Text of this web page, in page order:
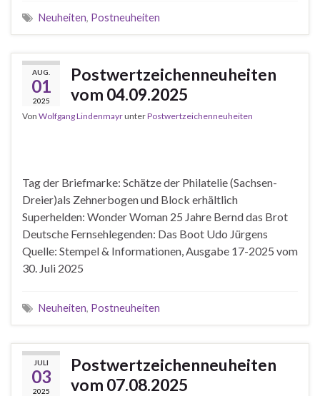
Neuheiten, Postneuheiten
AUG.
01
2025
Postwertzeichenneuheiten
vom 04.09.2025
Von Wolfgang LindenmayrunterPostwertzeichenneuheiten
Tag der Briefmarke: Schätze der Philatelie (Sachsen-
Dreier)als Zehnerbogen und Block erhältlich
Superhelden: Wonder Woman 25 Jahre Bernd das Brot
Deutsche Fernsehlegenden: Das Boot Udo Jürgens
Quelle: Stempel & Informationen, Ausgabe 17-2025 vom
30. Juli 2025
Neuheiten, Postneuheiten
JULI
03
2025
Postwertzeichenneuheiten
vom 07.08.2025